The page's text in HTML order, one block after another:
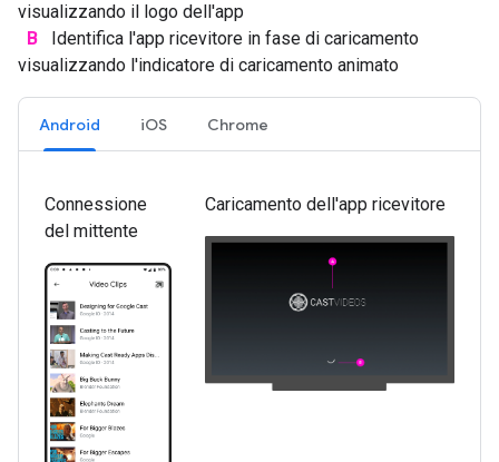
visualizzando il logo dell'app
B
Identifica l'app ricevitore in fase di caricamento
visualizzando l'indicatore di caricamento animato
Android iOS Chrome
Connessione
del mittente
Caricamento dell'app ricevitore